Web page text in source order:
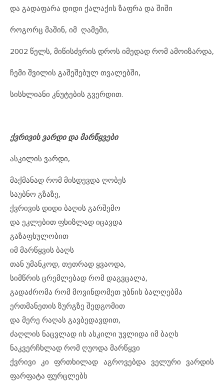
და გადაფარა დიდი ქალაქის ზაფრა და შიში
როგორც მაშინ, იმ ღამეში,
2002 წელს, მიწისძვრის დროს იმედად რომ ამოიზარდა,
ჩემი შვილის გაშეშებულ თვალებში,
სისხლიანი კნუტების გვერდით.
ქვრივის ვარდი და მარწყვები
ასკილის ვარდი,
მაქმანად რომ მისდევდა ღობეს
საუბნო გზაზე,
ქვრივის დიდი ბაღის გარშემო
და ეკლებით ფხიზლად იცავდა
გაზაფხულობით
იმ მარწყვის ბაღს
თან უმანკოდ, თეთრად ყვაოდა,
სიმწრის ცრემლებად რომ დაგვცალა,
გადაძრომა რომ მოვინდომეთ უბნის ბალღებმა
ერთმანეთის ზურგზე შედგომით
და მერე რაღას გავბედავდით,
ძაღლის ნაცვლად ის ასკილი უვლიდა იმ ბაღს
ნაკვერჩხლად რომ ღუოდა მარწყვი
ქვრივი კი ფრთხილად აგროვებდა ველური ვარდის
ფარფატა ფურცლებს